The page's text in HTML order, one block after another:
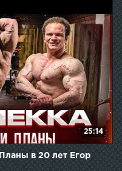
25:14
в 20 лет Егор